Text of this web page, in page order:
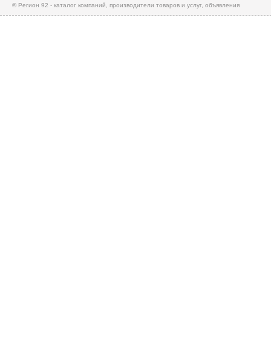
© Регион 92 - каталог компаний, производители товаров и услуг, объявления